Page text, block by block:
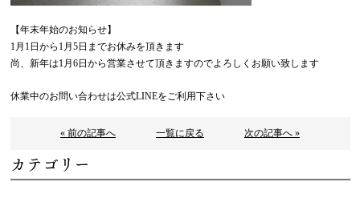
【年末年始のお知らせ】
1月1日から1月5日までお休みを頂きます
尚、新年は1月6日から営業させて頂きますのでよろしくお願い致します
休業中のお問い合わせは公式LINEをご利用下さい
« 前の記事へ 一覧に戻る 次の記事へ »
カテゴリー